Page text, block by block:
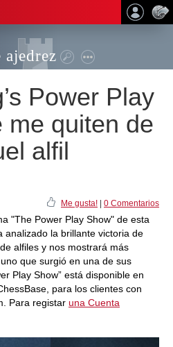
ajedrez
Power Play
me quiten de
alfil
Me gusta! 0 Comentarios
"The Power Play Show" de esta
analizado la brillante victoria de
alfiles y nos mostrará más
que surgió en una de sus
Play Show” está disponible en
para los clientes con
Para registar una Cuenta